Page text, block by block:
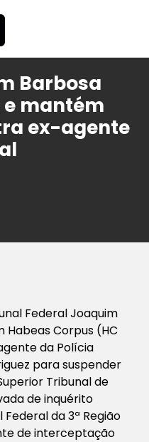
Barbosa
mantém
ex-agente
Federal Joaquim
Habeas Corpus (HC
da Polícia
para suspender
Tribunal de
de inquérito
da 3ª Região
de interceptação